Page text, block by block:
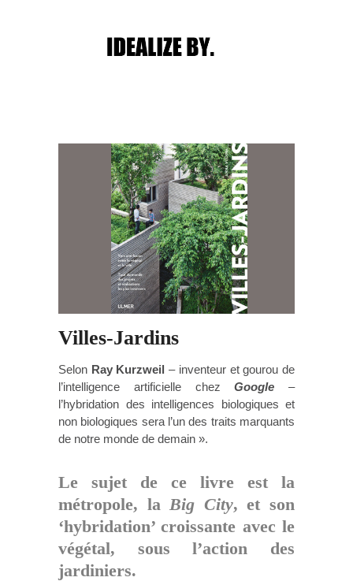
Post navigation
Villes-Jardins
Selon Ray Kurzweil – inventeur et gourou de
l’intelligence artificielle chezGoogle –
l’hybridation des intelligences biologiques et
non biologiques sera l’un des traits marquants
de notre monde de demain ».
Le sujet de ce livre est la
métropole, laBig City, et son
‘hybridation’ croissante avec le
végétal, sous l’action des
jardiniers.